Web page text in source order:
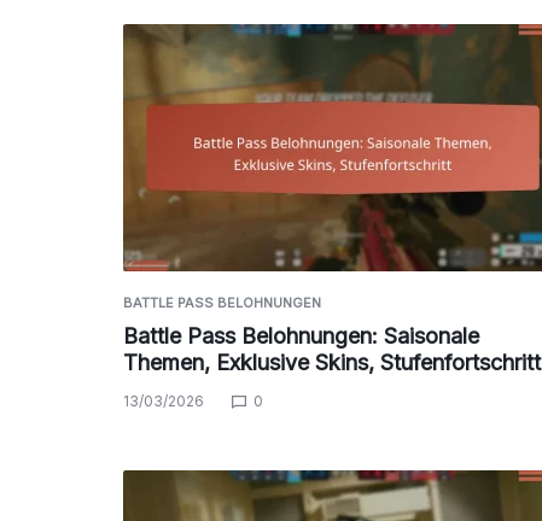
BATTLE PASS BELOHNUNGEN
Battle Pass Belohnungen: Saisonale
Themen, Exklusive Skins, Stufenfortschritt
13/03/2026 0